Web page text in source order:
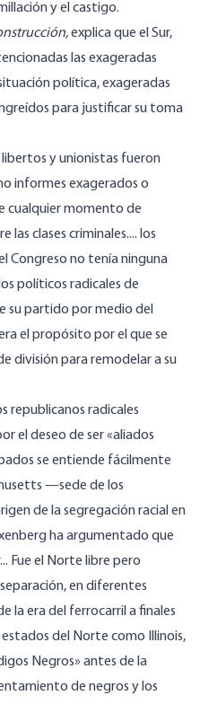
y el castigo.
explicaque el Sur,
las exageradas
política, exageradas
para justificar su toma
y unionistas fueron
informes exagerados o
cualquier momento de
las clases criminales.... los
Congreso no tenía ninguna
políticos radicales de
su partido por medio del
el propósito por el que se
división para remodelar a su
republicanos radicales
el deseo de ser «aliados
se entiende fácilmente
—sede de los
de la segregación racial en
haargumentado que
Fue el Norte libre pero
en diferentes
la era del ferrocarril a finales
estados del Norte como Illinois,
Negros» antes de la
de negros y los